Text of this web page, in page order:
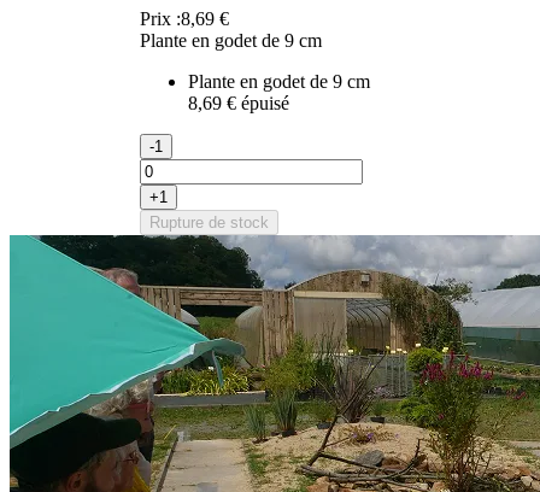
Prix :8,69 €
Plante en godet de 9 cm
Plante en godet de 9 cm
8,69 € épuisé
-1
+1
Rupture de stock